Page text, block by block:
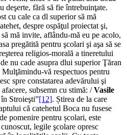
deşerte, fără să fie întrebuinţate.
cu cale ca dl superior să mă
despre ospăţul proiectat şi,
mă invite, aflându-mă eu pe acolo,
pregătită pentru şcolari şi aşa să se
religios-morală a tineretului
nu cade asupra dlui superior Ţăran
vă respectuos pentru
spre constatarea adevărului şi
subsemn cu stimă: /Vasile
Stroieşti”[12]. Știrea de la care
că catehetul Boca nu fusese
pomenire pentru școlari, este
legile şcolare opresc